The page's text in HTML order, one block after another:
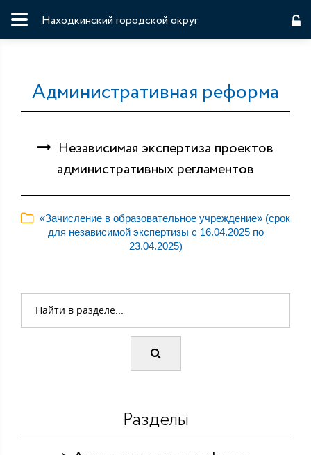
Находкинский городской округ
Административная реформа
Независимая экспертиза проектов
административных регламентов
«Зачисление в образовательное учреждение» (срок
для независимой экспертизы с 16.04.2025 по
23.04.2025)
Разделы